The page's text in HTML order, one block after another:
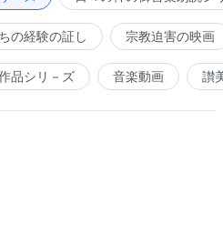
の経験の証し 宗教迫害の映画
品シリ－ズ 音楽動画 讃